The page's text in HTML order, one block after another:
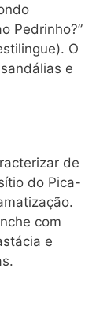
Pedrinho?”
O
e
de
do Pica-
com
e